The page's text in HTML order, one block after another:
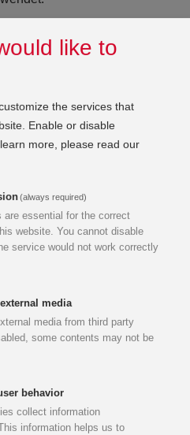
Um den behördlichen
Raumkonditionen zu
Zu- und Abluftgeräte mit
vorgesehen. Diese
Luft in die Halle
verhindert wird.
mit sorptiver Entfeuchtung
wurde die
erheblich reduziert, und mit
Entfeuchtung = Trocknung
like to
the services that
Enable or disable
more, please read our
(always required)
are essential for the correct
website. You cannot disable
service would not work correctly
media
media from third party
some contents may not be
behavior
collect information
information helps us to